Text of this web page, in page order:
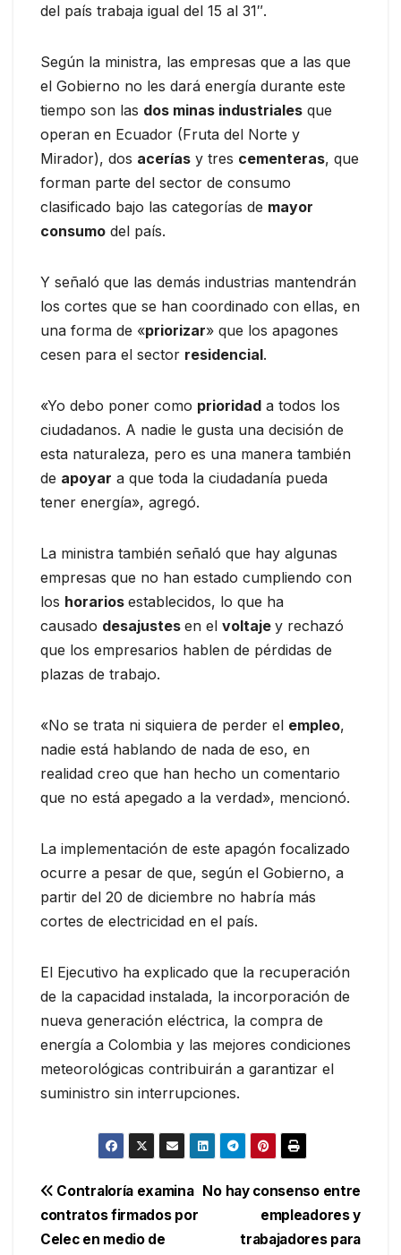
del país trabaja igual del 15 al 31″.
Según la ministra, las empresas que a las que
el Gobierno no les dará energía durante este
tiempo son las dos minas industriales que
operan en Ecuador (Fruta del Norte y
Mirador), dos acerías y tres cementeras, que
forman parte del sector de consumo
clasificado bajo las categorías de mayor
consumo del país.
Y señaló que las demás industrias mantendrán
los cortes que se han coordinado con ellas, en
una forma de «priorizar» que los apagones
cesen para el sector residencial.
«Yo debo poner como prioridad a todos los
ciudadanos. A nadie le gusta una decisión de
esta naturaleza, pero es una manera también
de apoyar a que toda la ciudadanía pueda
tener energía», agregó.
La ministra también señaló que hay algunas
empresas que no han estado cumpliendo con
los horarios establecidos, lo que ha
causado desajustes en el voltaje y rechazó
que los empresarios hablen de pérdidas de
plazas de trabajo.
«No se trata ni siquiera de perder el empleo,
nadie está hablando de nada de eso, en
realidad creo que han hecho un comentario
que no está apegado a la verdad», mencionó.
La implementación de este apagón focalizado
ocurre a pesar de que, según el Gobierno, a
partir del 20 de diciembre no habría más
cortes de electricidad en el país.
El Ejecutivo ha explicado que la recuperación
de la capacidad instalada, la incorporación de
nueva generación eléctrica, la compra de
energía a Colombia y las mejores condiciones
meteorológicas contribuirán a garantizar el
suministro sin interrupciones.
Navegación
de
No hay consenso entre
empleadores y
trabajadores para
Contraloría examina
contratos firmados por
Celec en medio de